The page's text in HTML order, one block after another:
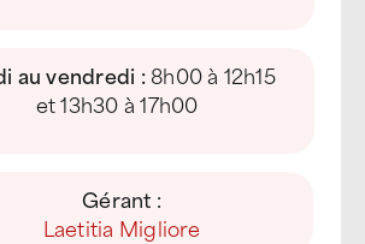
au vendredi :8h00 à 12h15
et 13h30 à 17h00
Gérant :
Laetitia Migliore